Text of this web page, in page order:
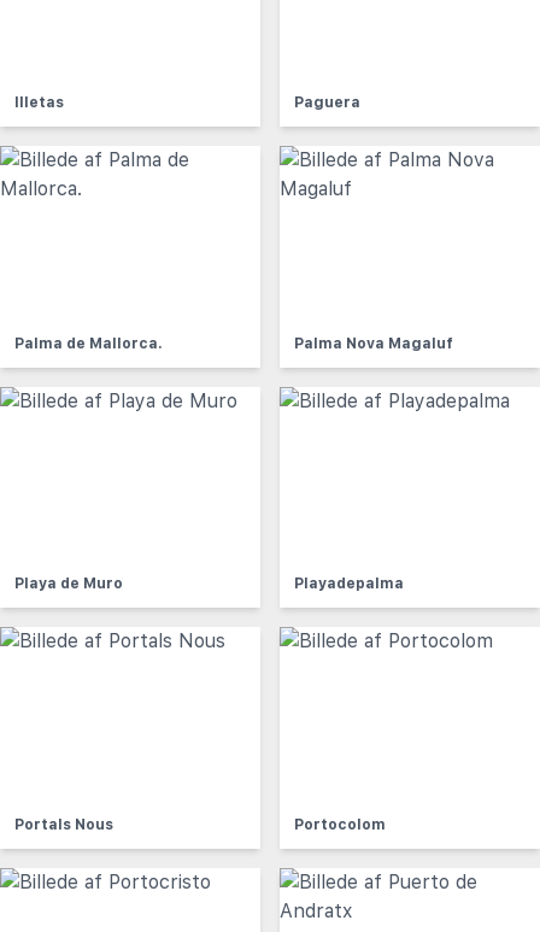
Illetas Paguera
Palma de Mallorca. Palma Nova Magaluf
Playa de Muro Playadepalma
Portals Nous Portocolom